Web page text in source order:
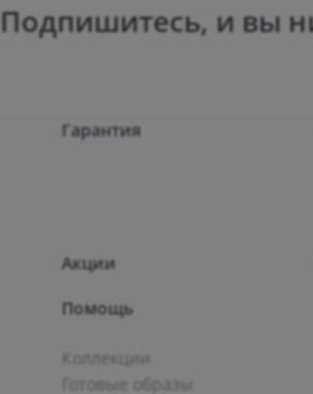
Подпишитесь, и вы
Гарантия
Акции
Помощь
Коллекции
Готовые образы